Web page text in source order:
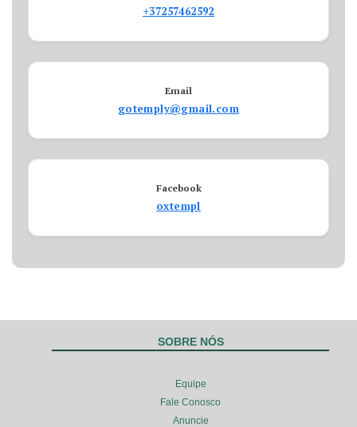
+37257462592
Email
gotemply@gmail.com
Facebook
oxtempl
SOBRE NÓS
Equipe
Fale Conosco
Anuncie